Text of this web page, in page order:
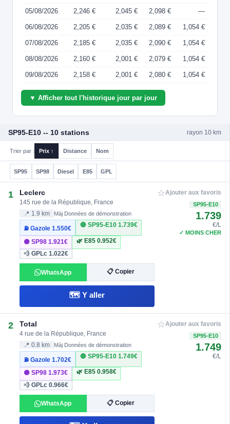
05/08/2026 2,246 € 2,045 € 2,098 € —
06/08/2026 2,205 € 2,035 € 2,089 € 1,054 €
07/08/2026 2,185 € 2,035 € 2,090 € 1,054 €
08/08/2026 2,160 € 2,001 € 2,079 € 1,054 €
09/08/2026 2,158 € 2,001 € 2,080 € 1,054 €
▼ Afficher tout l'historique jour par jour
SP95-E10 -- 10 stations rayon 10 km
Trier par : Prix ↑ Distance Nom
SP95 SP98 Diesel E85 GPL
1 Leclerc
145 rue de la République, France
📍 1.9 km Màj Données de démonstration
⛽ Gazole1.550€
🔴 SP95-E10 1.739€
🟣 SP981.921€ 🌿 E85 0.952€
💨 GPLc1.022€
WhatsApp 📋 Copier
🗺️ Y aller
☆Ajouter aux favoris
SP95-E10
1.739
€/L
✓ MOINS CHER
2 Total
4 rue de la République, France
📍 0.8 km Màj Données de démonstration
⛽ Gazole1.702€
🔴 SP95-E10 1.749€
🟣 SP981.973€ 🌿 E85 0.958€
💨 GPLc0.966€
WhatsApp 📋 Copier
☆Ajouter aux favoris
SP95-E10
1.749
€/L